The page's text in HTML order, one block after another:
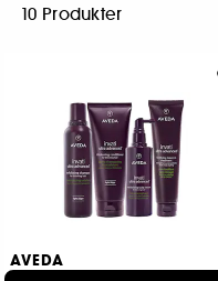
10 Produkter
AVEDA